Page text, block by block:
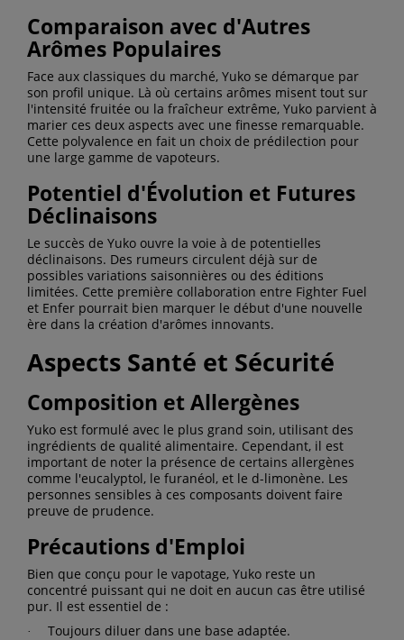
Comparaison avec d'Autres
Arômes Populaires
Face aux classiques du marché, Yuko se démarque par
son profil unique. Là où certains arômes misent tout sur
l'intensité fruitée ou la fraîcheur extrême, Yuko parvient à
marier ces deux aspects avec une finesse remarquable.
Cette polyvalence en fait un choix de prédilection pour
une large gamme de vapoteurs.
Potentiel d'Évolution et Futures
Déclinaisons
Le succès de Yuko ouvre la voie à de potentielles
déclinaisons. Des rumeurs circulent déjà sur de
possibles variations saisonnières ou des éditions
limitées. Cette première collaboration entre Fighter Fuel
et Enfer pourrait bien marquer le début d'une nouvelle
ère dans la création d'arômes innovants.
Aspects Santé et Sécurité
Composition et Allergènes
Yuko est formulé avec le plus grand soin, utilisant des
ingrédients de qualité alimentaire. Cependant, il est
important de noter la présence de certains allergènes
comme l'eucalyptol, le furanéol, et le d-limonène. Les
personnes sensibles à ces composants doivent faire
preuve de prudence.
Précautions d'Emploi
Bien que conçu pour le vapotage, Yuko reste un
concentré puissant qui ne doit en aucun cas être utilisé
pur. Il est essentiel de :
· Toujours diluer dans une base adaptée.